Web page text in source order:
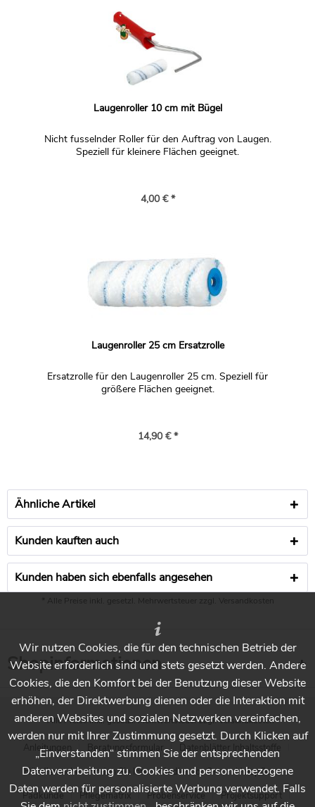
Laugenroller 10 cm mit Bügel
Nicht fusselnder Roller für den Auftrag von Laugen.
Speziell für kleinere Flächen geeignet.
4,00 € *
Laugenroller 25 cm Ersatzrolle
Ersatzrolle für den Laugenroller 25 cm. Speziell für
größere Flächen geeignet.
14,90 € *
Ähnliche Artikel
Kunden kauften auch
Kunden haben sich ebenfalls angesehen
* Alle Preise inkl. gesetzl. Mehrwertsteuer zzgl. Versandkosten
Shopinformationen
* Alle Preise inkl. gesetzl. Mehrwertsteuer zzgl.Versandkosten
Anleitungen Beratungsformular
Datenblätter Inhaltsstoffe
Händlersuche - Finden Sie Ihren Händler vor Ort
Holzpflege
Padkunde
Pflegematrix Probenservice Projektsupport
Wir nutzen Cookies, die für den technischen Betrieb der
Website erforderlich sind und stets gesetzt werden. Andere
Cookies, die den Komfort bei der Benutzung dieser Website
erhöhen, der Direktwerbung dienen oder die Interaktion mit
anderen Websites und sozialen Netzwerken vereinfachen,
werden nur mit Ihrer Zustimmung gesetzt. Durch Klicken auf
„Einverstanden“ stimmen Sie der entsprechenden
Datenverarbeitung zu. Cookies und personenbezogene
Daten werden für personalisierte Werbung verwendet. Falls